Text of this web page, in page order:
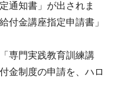
通知書」が出されま
付金講座指定申請書」
専門実践教育訓練講
金制度の申請を、ハロ